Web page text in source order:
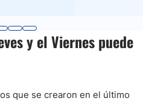
y el Viernes puede
que se crearon en el último